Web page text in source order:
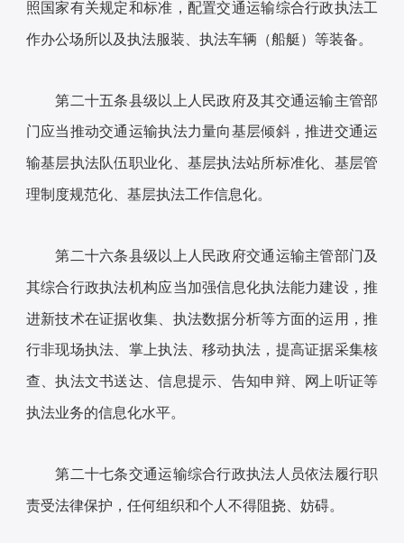
照国家有关规定和标准，配置交通运输综合行政执法工
作办公场所以及执法服装、执法车辆（船艇）等装备。
第二十五条县级以上人民政府及其交通运输主管部
门应当推动交通运输执法力量向基层倾斜，推进交通运
输基层执法队伍职业化、基层执法站所标准化、基层管
理制度规范化、基层执法工作信息化。
第二十六条县级以上人民政府交通运输主管部门及
其综合行政执法机构应当加强信息化执法能力建设，推
进新技术在证据收集、执法数据分析等方面的运用，推
行非现场执法、掌上执法、移动执法，提高证据采集核
查、执法文书送达、信息提示、告知申辩、网上听证等
执法业务的信息化水平。
第二十七条交通运输综合行政执法人员依法履行职
责受法律保护，任何组织和个人不得阻挠、妨碍。